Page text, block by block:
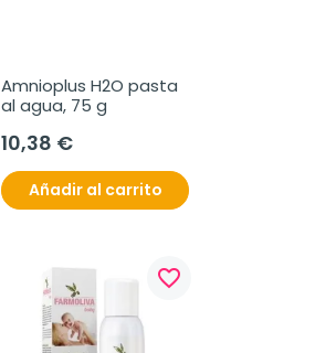
Amnioplus H2O pasta
al agua, 75 g
10,38 €
Añadir al carrito
favorite_border